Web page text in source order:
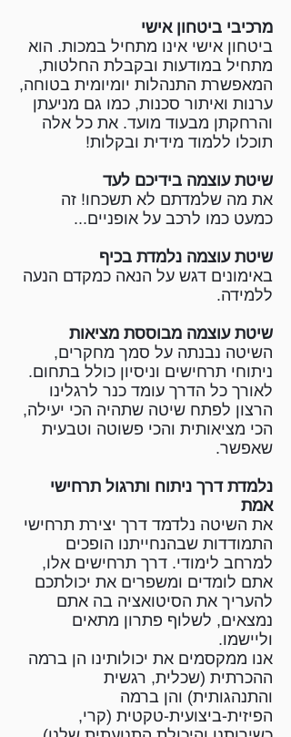
מרכיבי ביטחון אישי
ביטחון אישי אינו מתחיל במכות. הוא
מתחיל במודעות ובקבלת החלטות,
המאפשרת התנהלות יומיומית בטוחה,
ערנות ואיתור סכנות, כמו גם מניעתן
והרחקתן מבעוד מועד. את כל אלה
תוכלו ללמוד מידית ובקלות!
שיטת עוצמה בידיכם לעד
את מה שלמדתם לא תשכחו! זה
כמעט כמו לרכב על אופניים...
שיטת עוצמה נלמדת בכיף
באימונים דגש על הנאה כמקדם הנעה
ללמידה.
שיטת עוצמה מבוססת מציאות
השיטה נבנתה על סמך מחקרים,
ניתוחי תרחישים וניסיון כולל בתחום.
לאורך כל הדרך עומד כנר לרגלינו
הרצון לפתח שיטה שתהיה הכי יעילה,
הכי מציאותית והכי פשוטה וטבעית
שאפשר.
נלמדת דרך ניתוח ותרגול תרחישי
אמת
את השיטה נלדמד דרך יצירת תרחישי
התמודדות שבהנחייתנו הופכים
למרחב לימודי. דרך תרחישים אלו,
אתם לומדים ומשפרים את יכולתכם
להעריך את הסיטואציה בה אתם
נמצאים, לשלוף פתרון מתאים
וליישמו.
אנו ממקסמים את יכולותינו הן ברמה
ההכרתית (שכלית, רגשית
והתנהגותית) והן ברמה
הפיזית-ביצועית-טקטית (קרי,